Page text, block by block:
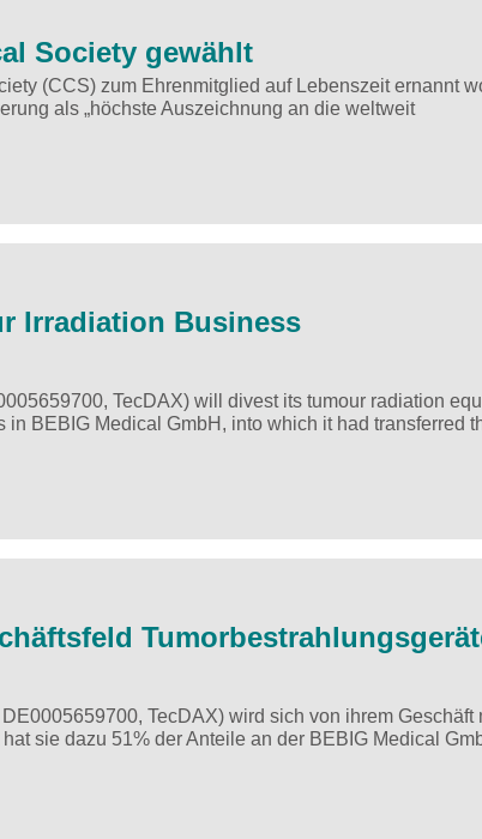
Society gewählt
(CCS) zum Ehrenmitglied auf Lebenszeit ernannt
als „höchste Auszeichnung an die weltweit
Irradiation Business
TecDAX) will divest its tumour radiation
BEBIG Medical GmbH, into which it had transferred
TecDAX) wird sich von ihrem Geschäft
sie dazu 51% der Anteile an der BEBIG Medical